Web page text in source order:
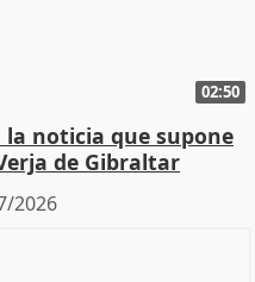
02:50
la noticia que supone
de Gibraltar
2026